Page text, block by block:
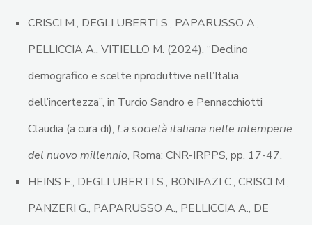
CRISCI M., DEGLI UBERTI S., PAPARUSSO A.,
PELLICCIA A., VITIELLO M. (2024). “Declino
demografico e scelte riproduttive nell’Italia
dell’incertezza”, in Turcio Sandro e Pennacchiotti
Claudia (a cura di), La società italiana nelle intemperie
del nuovo millennio, Roma: CNR-IRPPS, pp. 17-47.
HEINS F., DEGLI UBERTI S., BONIFAZI C., CRISCI M.,
PANZERI G., PAPARUSSO A., PELLICCIA A., DE